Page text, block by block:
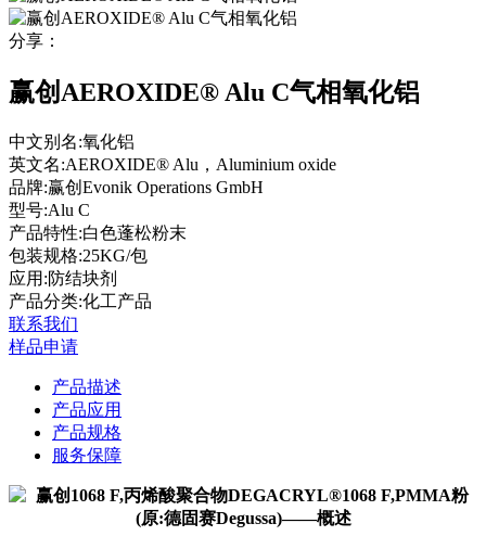
分享：
赢创AEROXIDE® Alu C气相氧化铝
中文别名:氧化铝
英文名:AEROXIDE® Alu，Aluminium oxide
品牌:赢创Evonik Operations GmbH
型号:Alu C
产品特性:白色蓬松粉末
包装规格:25KG/包
应用:防结块剂
产品分类:化工产品
联系我们
样品申请
产品描述
产品应用
产品规格
服务保障